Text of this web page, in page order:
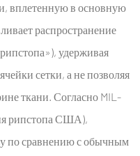
вплетенную в основную
распространение
удерживая
сетки, а не позволяя
ткани. Согласно MIL-
рипстопа США),
по сравнению с обычным